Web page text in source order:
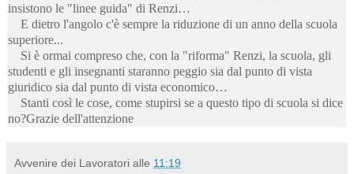
insistono le "linee guida" di Renzi…
E dietro l'angolo c'è sempre la riduzione di un anno della scuola
superiore...
Si è ormai compreso che, con la "riforma" Renzi, la scuola, gli
studenti e gli insegnanti staranno peggio sia dal punto di vista
giuridico sia dal punto di vista economico…
Stanti così le cose, come stupirsi se a questo tipo di scuola si dice
no?Grazie dell'attenzione
Avvenire dei Lavoratori alle 11:19